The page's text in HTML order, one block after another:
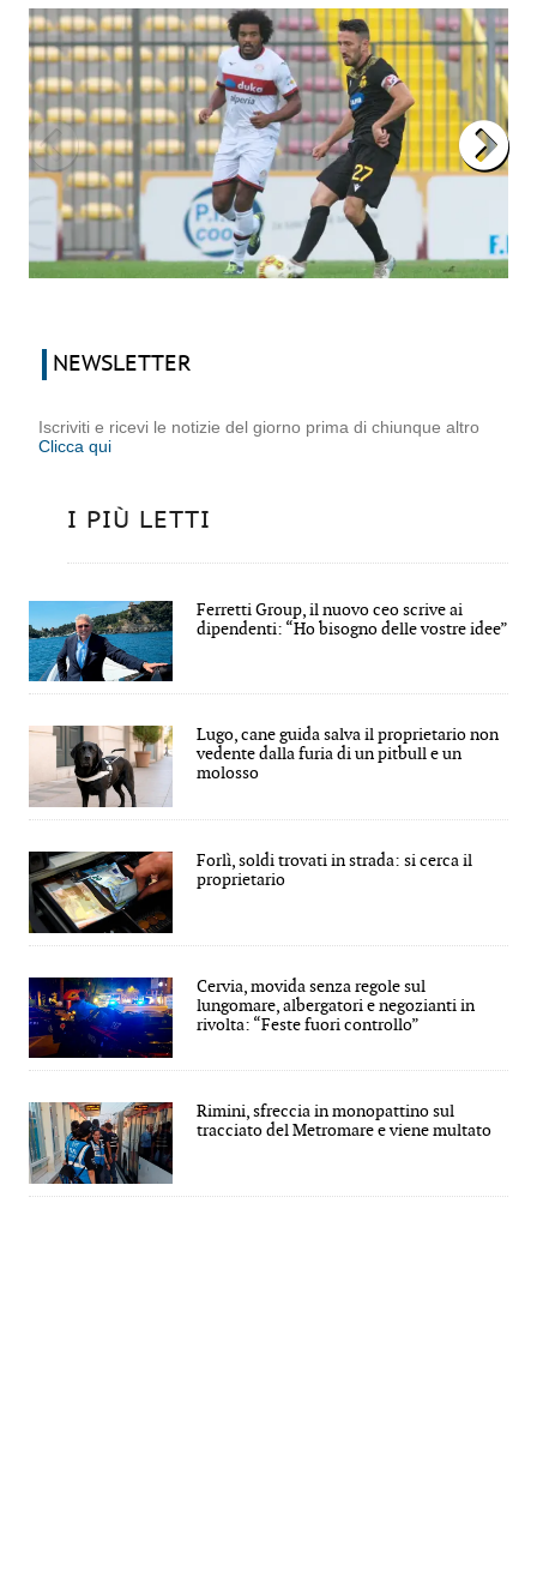
NEWSLETTER
Iscriviti e ricevi le notizie del giorno prima di chiunque altro
Clicca qui
I PIÙ LETTI
Ferretti Group, il nuovo ceo scrive ai
dipendenti: “Ho bisogno delle vostre idee”
Lugo, cane guida salva il proprietario non
vedente dalla furia di un pitbull e un
molosso
Forlì, soldi trovati in strada: si cerca il
proprietario
Cervia, movida senza regole sul
lungomare, albergatori e negozianti in
rivolta: “Feste fuori controllo”
Rimini, sfreccia in monopattino sul
tracciato del Metromare e viene multato